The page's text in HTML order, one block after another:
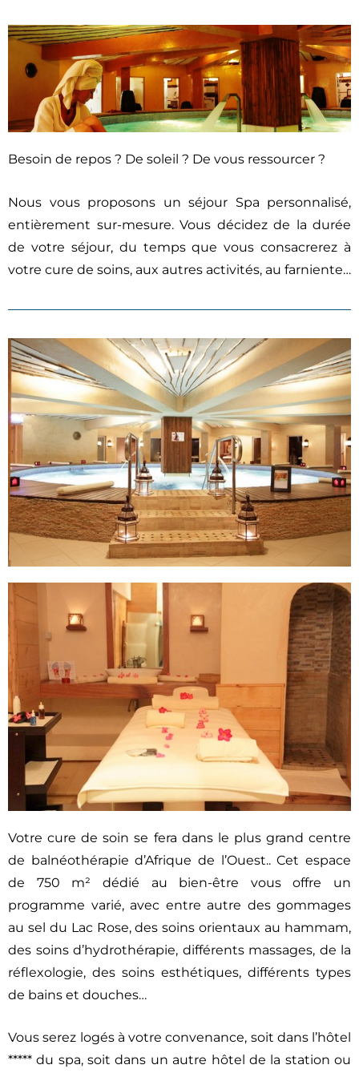
Besoin de repos ? De soleil ? De vous ressourcer ?
Nous vous proposons un séjour Spa personnalisé,
entièrement sur-mesure. Vous décidez de la durée
de votre séjour, du temps que vous consacrerez à
votre cure de soins, aux autres activités, au farniente…
Votre cure de soin se fera dans le plus grand centre
de balnéothérapie d’Afrique de l’Ouest.. Cet espace
de 750 m² dédié au bien-être vous offre un
programme varié, avec entre autre des gommages
au sel du Lac Rose, des soins orientaux au hammam,
des soins d’hydrothérapie, différents massages, de la
réflexologie, des soins esthétiques, différents types
de bains et douches…
Vous serez logés à votre convenance, soit dans l’hôtel
***** du spa, soit dans un autre hôtel de la station ou